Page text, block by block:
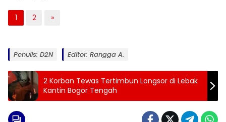
1 2 »
Penulis: D2N Editor: Rangga A.
2 Korban Tewas Tertimbun Longsor di Lebak
Kantin Bogor Tengah